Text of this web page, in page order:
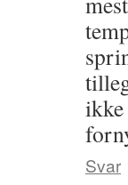
ikke
Svar